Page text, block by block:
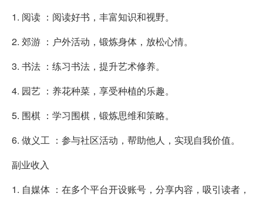
1. 阅读 ：阅读好书，丰富知识和视野。
2. 郊游 ：户外活动，锻炼身体，放松心情。
3. 书法 ：练习书法，提升艺术修养。
4. 园艺 ：养花种菜，享受种植的乐趣。
5. 围棋 ：学习围棋，锻炼思维和策略。
6. 做义工 ：参与社区活动，帮助他人，实现自我价值。
副业收入
1. 自媒体 ：在多个平台开设账号，分享内容，吸引读者，